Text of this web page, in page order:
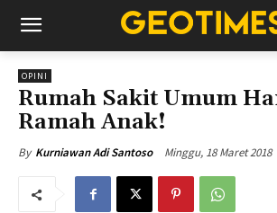
OPINI
Rumah Sakit Umum
Ramah Anak!
By Kurniawan Adi Santoso Minggu, 18 Maret 2018